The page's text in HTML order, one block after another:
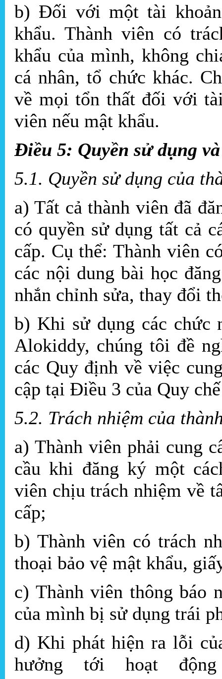
b) Đối với một tài
khẩu. Thành viên có
khẩu của mình, không
cá nhân, tổ chức khác.
về mọi tổn thất đối với
viên nếu mật khẩu.
Điều 5: Quyền sử dụng
5.1. Quyền sử dụng của
a) Tất cả thành viên đã
có quyền sử dụng tất cả
cấp. Cụ thể: Thành viên
các nội dung bài học
nhắn chỉnh sửa, thay đổi
b) Khi sử dụng các chức
Alokiddy, chúng tôi đề
các Quy định về việc
cập tại Điều 3 của Quy
5.2. Trách nhiệm của
a) Thành viên phải cung
cầu khi đăng ký một
viên chịu trách nhiệm về
cấp;
b) Thành viên có trách
thoại bảo vệ mật khẩu,
c) Thành viên thông báo
của mình bị sử dụng trái
d) Khi phát hiện ra lỗi
hưởng tới hoạt